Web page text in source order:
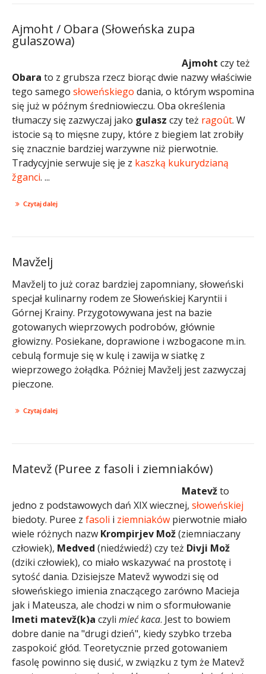
Ajmoht / Obara (Słoweńska zupa
gulaszowa)
Ajmoht czy też
Obara to z grubsza rzecz biorąc dwie nazwy właściwie
tego samego słoweńskiego dania, o którym wspomina
się już w późnym średniowieczu. Oba określenia
tłumaczy się zazwyczaj jako gulasz czy też ragoût. W
istocie są to mięsne zupy, które z biegiem lat zrobiły
się znacznie bardziej warzywne niż pierwotnie.
Tradycyjnie serwuje się je z kaszką kukurydzianą
žganci. ...
Czytaj dalej
Mavželj
Mavželj to już coraz bardziej zapomniany, słoweński
specjał kulinarny rodem ze Słoweńskiej Karyntii i
Górnej Krainy. Przygotowywana jest na bazie
gotowanych wieprzowych podrobów, głównie
głowizny. Posiekane, doprawione i wzbogacone m.in.
cebulą formuje się w kulę i zawija w siatkę z
wieprzowego żołądka. Póżniej Mavželj jest zazwyczaj
pieczone.
Czytaj dalej
Matevž (Puree z fasoli i ziemniaków)
Matevžto
jedno z podstawowych dań XIX wiecznej, słoweńskiej
biedoty. Puree z fasoli i ziemniaków pierwotnie miało
wiele różnych nazw Krompirjev Mož(ziemniaczany
człowiek), Medved (niedźwiedź) czy też Divji Mož
(dziki człowiek), co miało wskazywać na prostotę i
sytość dania. Dzisiejsze Matevž wywodzi się od
słoweńskiego imienia znaczącego zarówno Macieja
jak i Mateusza, ale chodzi w nim o sformułowanie
Imeti matevž(k)a czyli mieć kaca. Jest to bowiem
dobre danie na "drugi dzień", kiedy szybko trzeba
zaspokoić głód. Teoretycznie przed gotowaniem
fasolę powinno się dusić, w związku z tym że Matevž